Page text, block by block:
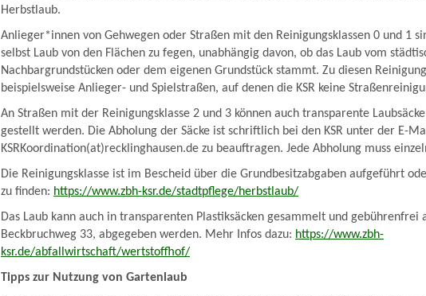
Herbstlaub.
Anlieger*innen von Gehwegen oder Straßen mit den Reinigungsklassen 0 und 1
selbst Laub von den Flächen zu fegen, unabhängig davon, ob das Laub vom
Nachbargrundstücken oder dem eigenen Grundstück stammt. Zu diesen
beispielsweise Anlieger- und Spielstraßen, auf denen die KSR keine
An Straßen mit der Reinigungsklasse 2 und 3 können auch transparente
gestellt werden. Die Abholung der Säcke ist schriftlich bei den KSR unter der E-
KSRKoordination(at)recklinghausen.de zu beauftragen. Jede Abholung muss
Die Reinigungsklasse ist im Bescheid über die Grundbesitzabgaben aufgeführt
zu finden: https://www.zbh-ksr.de/stadtpflege/herbstlaub/
Das Laub kann auch in transparenten Plastiksäcken gesammelt und gebührenfrei
Beckbruchweg 33, abgegeben werden. Mehr Infos dazu: https://www.zbh-
ksr.de/abfallwirtschaft/wertstoffhof/
Tipps zur Nutzung von Gartenlaub